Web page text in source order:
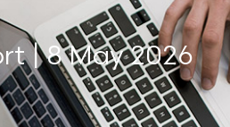
| 8 May 2026